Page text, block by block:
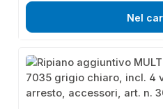
Nel